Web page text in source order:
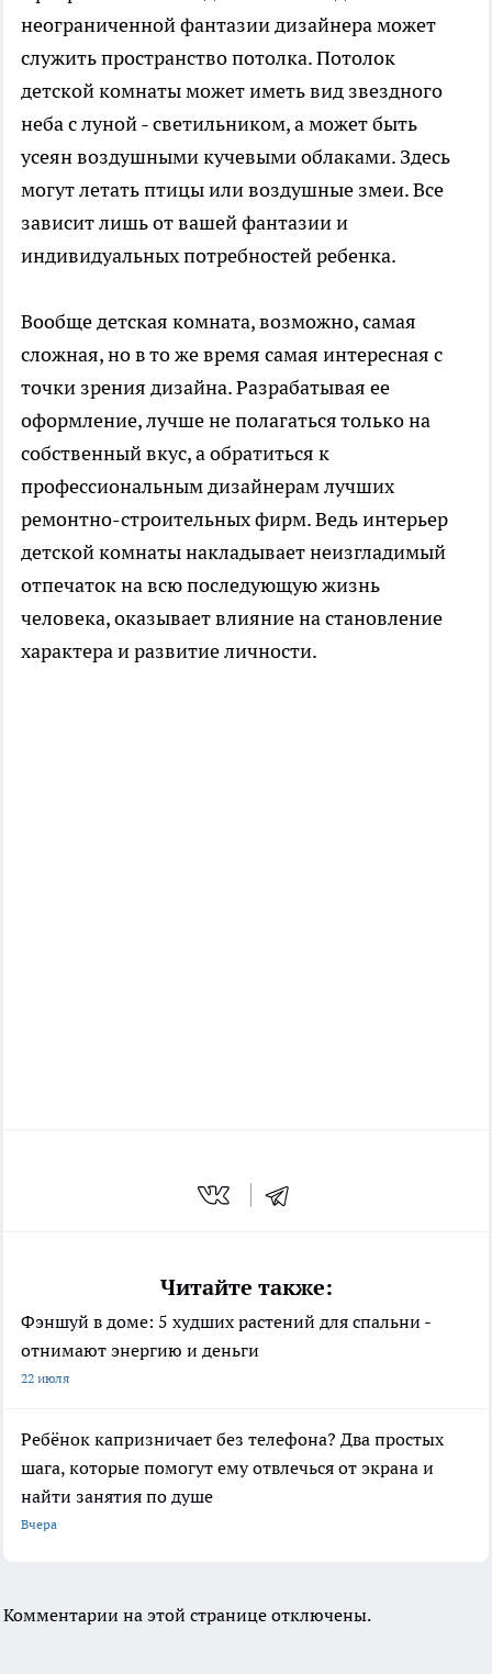
неограниченной фантазии дизайнера может
служить пространство потолка. Потолок
детской комнаты может иметь вид звездного
неба с луной - светильником, а может быть
усеян воздушными кучевыми облаками. Здесь
могут летать птицы или воздушные змеи. Все
зависит лишь от вашей фантазии и
индивидуальных потребностей ребенка.
Вообще детская комната, возможно, самая
сложная, но в то же время самая интересная с
точки зрения дизайна. Разрабатывая ее
оформление, лучше не полагаться только на
собственный вкус, а обратиться к
профессиональным дизайнерам лучших
ремонтно-строительных фирм. Ведь интерьер
детской комнаты накладывает неизгладимый
отпечаток на всю последующую жизнь
человека, оказывает влияние на становление
характера и развитие личности.
Читайте также:
Фэншуй в доме: 5 худших растений для спальни -
отнимают энергию и деньги
22 июля
Ребёнок капризничает без телефона? Два простых
шага, которые помогут ему отвлечься от экрана и
найти занятия по душе
Вчера
Комментарии на этой странице отключены.